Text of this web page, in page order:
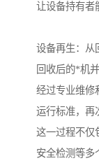
让设备持有者
设备再生：从
回收后的*机
经过专业维修
运行标准，再
这一过程不仅
安全检测等多